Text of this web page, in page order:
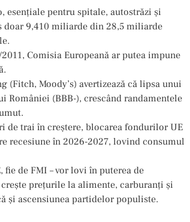
esențiale pentru spitale, autostrăzi și
doar 9,410 miliarde din 28,5 miliarde
Comisia Europeană ar putea impune
Moody’s) avertizează că lipsa unui
României (BBB-), crescând randamentele
de trai în creștere, blocarea fondurilor UE
recesiune în 2026-2027, lovind consumul
de FMI – vor lovi în puterea de
prețurile la alimente, carburanți și
și ascensiunea partidelor populiste.